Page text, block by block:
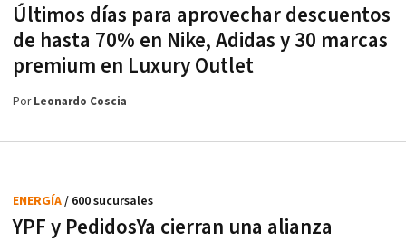
Últimos días para aprovechar descuentos
de hasta 70% en Nike, Adidas y 30 marcas
premium en Luxury Outlet
PorLeonardo Coscia
YPF y PedidosYa cierran una alianza
ENERGÍA/ 600 sucursales